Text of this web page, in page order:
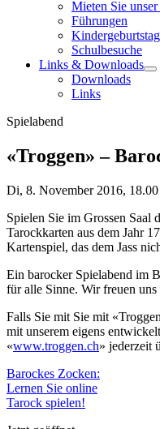
Mieten Sie
Führungen
Schulbesuche
Links & Downloads
Downloads
Links
Spielabend
«Troggen» –
Di, 8. November 2016,
Spielen Sie im Grossen Saal
Tarockkarten aus dem Jahr
Kartenspiel, das dem Jass
Ein barocker Spielabend im
für alle Sinne. Wir freuen uns
Falls Sie mit Sie mit
mit unserem eigens
«www.troggen.ch» jederzeit
Barockes Zocken:
Lernen Sie online
Tarock spielen!